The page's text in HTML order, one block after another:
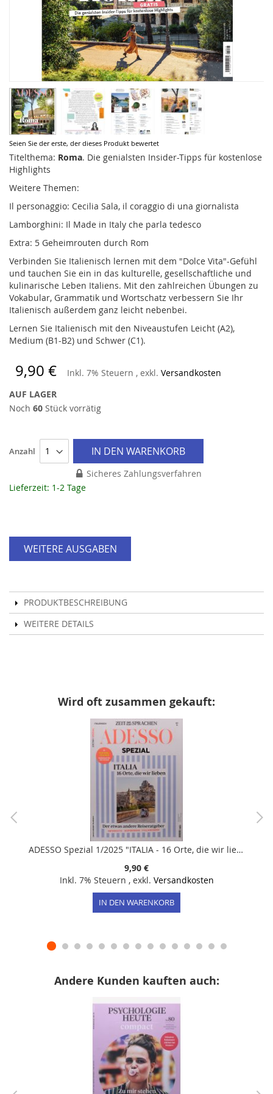
Seien Sie der erste, der dieses Produkt bewertet
Titelthema: Roma. Die genialsten Insider-Tipps für kostenlose
Highlights
Weitere Themen:
Il personaggio: Cecilia Sala, il coraggio di una giornalista
Lamborghini: Il Made in Italy che parla tedesco
Extra: 5 Geheimrouten durch Rom
Verbinden Sie Italienisch lernen mit dem "Dolce Vita"-Gefühl
und tauchen Sie ein in das kulturelle, gesellschaftliche und
kulinarische Leben Italiens. Mit den zahlreichen Übungen zu
Vokabular, Grammatik und Wortschatz verbessern Sie Ihr
Italienisch außerdem ganz leicht nebenbei.
Lernen Sie Italienisch mit den Niveaustufen Leicht (A2),
Medium (B1-B2) und Schwer (C1).
9,90 € Inkl. 7% Steuern , exkl. Versandkosten
AUF LAGER
Noch 60 Stück vorrätig
Anzahl IN DEN WARENKORB
Sicheres Zahlungsverfahren
Lieferzeit: 1-2 Tage
WEITERE AUSGABEN
PRODUKTBESCHREIBUNG
WEITERE DETAILS
Zum
Anfang
der
Bildergalerie
springen
Wird oft zusammen gekauft:
ADESSO Spezial 1/2025 "ITALIA - 16 Orte, die wir lieben"
9,90 €
Inkl. 7% Steuern , exkl. Versandkosten
IN DEN WARENKORB
Andere Kunden kauften auch: